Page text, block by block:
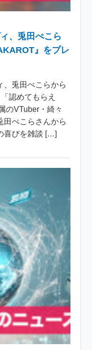
、兎田ぺこら
』をプレ
、兎田ぺこらから
認めてもらえ
のVTuber・綺々
田ぺこらさんから
喜びを雑談 […]